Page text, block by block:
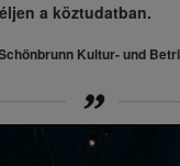
a köztudatban.
Kultur- und